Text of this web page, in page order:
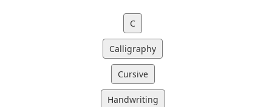
C
Calligraphy
Cursive
Handwriting